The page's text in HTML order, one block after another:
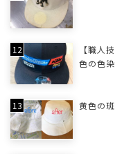
【職人
色の色
黄色の